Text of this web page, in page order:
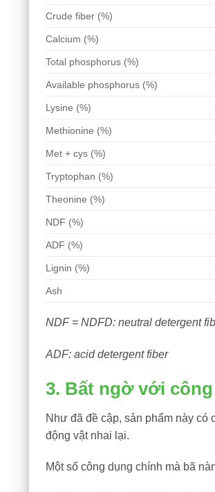
Crude fiber (%)
Calcium (%)
Total phosphorus (%)
Available phosphorus (%)
Lysine (%)
Methionine (%)
Met + cys (%)
Tryptophan (%)
Theonine (%)
NDF (%)
ADF (%)
Lignin (%)
Ash
NDF = NDFD: neutral detergent
ADF: acid detergent fiber
3. Bất ngờ với
Như đã đề cập, sản phẩm này
động vật nhai lại.
Một số công dụng chính mà bã